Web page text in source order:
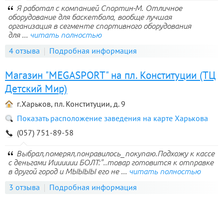
Я работал с компанией Спортин-М. Отличное
оборудование для баскетбола, вообще лучшая
организация в сегменте спортивного оборудования
для ... читать полностью
4 отзыва Подробная информация
Магазин "MEGASPORT" на пл. Конституции (ТЦ
Детский Мир)
г.Харьков, пл. Конституции, д. 9
Показать расположение заведения на карте Харькова
(057) 751-89-58
Выбрал,померял,понравилось_покупаю.Подхожу к кассе
с деньгами Иииииии БОЛТ:"..товар готовится к отправке
в другой город и МЫЫЫЫ его не ... читать полностью
3 отзыва Подробная информация